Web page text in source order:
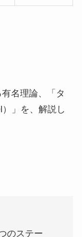
名理論、「タ
」を、解説し
のステー